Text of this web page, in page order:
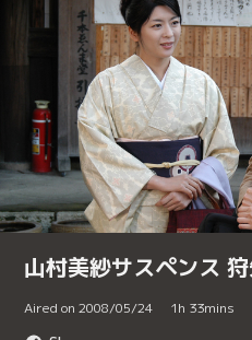
山村美紗サスペンス
Aired on 2008/05/24 1h 33mins